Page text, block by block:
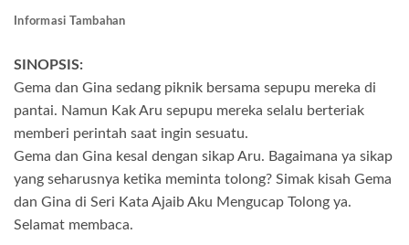
Informasi Tambahan
SINOPSIS:
Gema dan Gina sedang piknik bersama sepupu mereka di
pantai. Namun Kak Aru sepupu mereka selalu berteriak
memberi perintah saat ingin sesuatu.
Gema dan Gina kesal dengan sikap Aru. Bagaimana ya sikap
yang seharusnya ketika meminta tolong? Simak kisah Gema
dan Gina di Seri Kata Ajaib Aku Mengucap Tolong ya.
Selamat membaca.